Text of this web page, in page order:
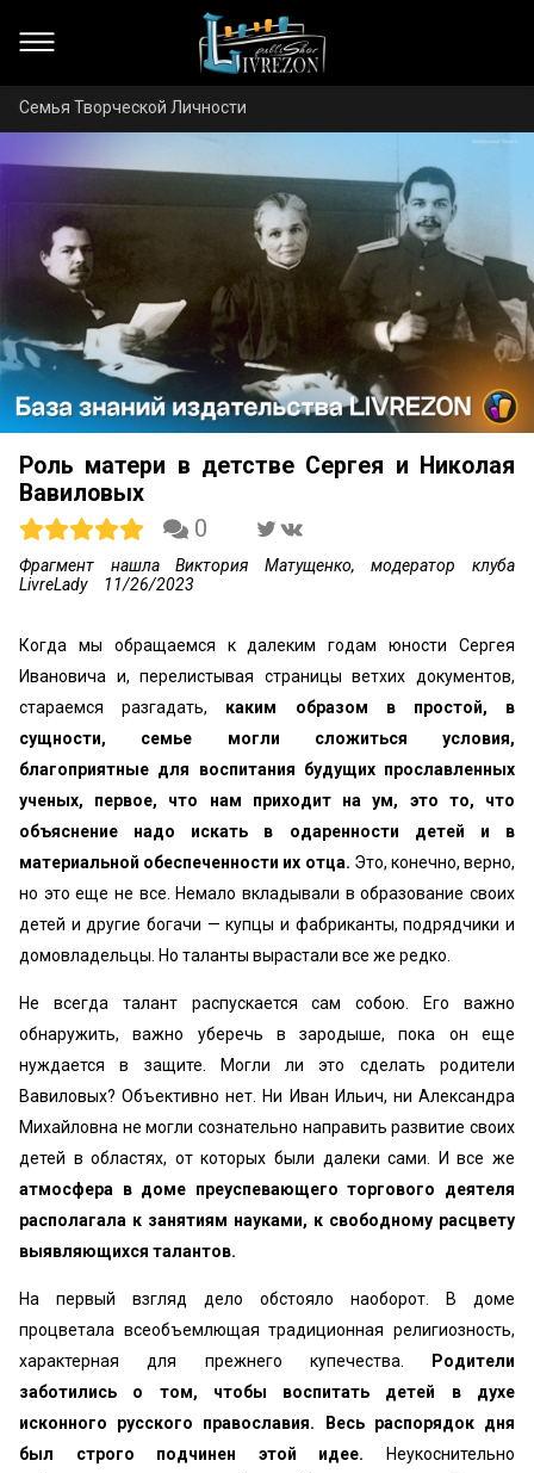
Семья Творческой Личности
Роль матери в детстве Сергея и Николая
Вавиловых
0
Фрагмент нашла Виктория Матущенко, модератор клуба
LivreLady
11/26/2023
Когда мы обращаемся к далеким годам юности Сергея
Ивановича и, перелистывая страницы ветхих документов,
стараемся разгадать, каким образом в простой, в
сущности, семье могли сложиться условия,
благоприятные для воспитания будущих прославленных
ученых, первое, что нам приходит на ум, это то, что
объяснение надо искать в одаренности детей и в
материальной обеспеченности их отца. Это, конечно, верно,
но это еще не все. Немало вкладывали в образование своих
детей и другие богачи — купцы и фабриканты, подрядчики и
домовладельцы. Но таланты вырастали все же редко.
Не всегда талант распускается сам собою. Его важно
обнаружить, важно уберечь в зародыше, пока он еще
нуждается в защите. Могли ли это сделать родители
Вавиловых? Объективно нет. Ни Иван Ильич, ни Александра
Михайловна не могли сознательно направить развитие своих
детей в областях, от которых были далеки сами. И все же
атмосфера в доме преуспевающего торгового деятеля
располагала к занятиям науками, к свободному расцвету
выявляющихся талантов.
На первый взгляд дело обстояло наоборот. В доме
процветала всеобъемлющая традиционная религиозность,
характерная для прежнего купечества.
Родители
заботились о том, чтобы воспитать детей в духе
исконного русского православия. Весь распорядок дня
был строго подчинен этой идее. Неукоснительно